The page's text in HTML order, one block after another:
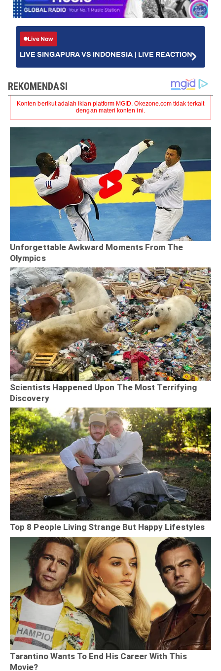
Live Now
LIVE SINGAPURA VS INDONESIA | LIVE REACTION